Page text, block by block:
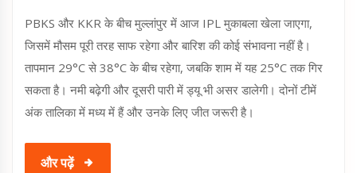
PBKS और KKR के बीच मुल्लांपुर में आज IPL मुकाबला खेला जाएगा,
जिसमें मौसम पूरी तरह साफ रहेगा और बारिश की कोई संभावना नहीं है।
तापमान 29°C से 38°C के बीच रहेगा, जबकि शाम में यह 25°C तक गिर
सकता है। नमी बढ़ेगी और दूसरी पारी में ड्यू भी असर डालेगी। दोनों टीमें
अंक तालिका में मध्य में हैं और उनके लिए जीत जरूरी है।
और पढ़ें